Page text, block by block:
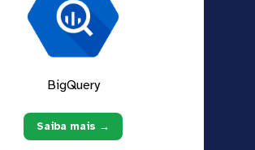
BigQuery
Saiba mais →